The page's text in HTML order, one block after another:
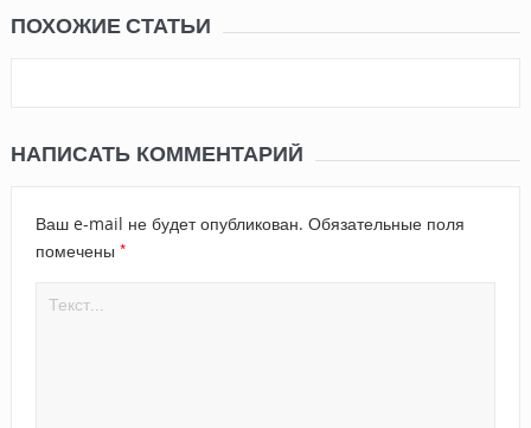
ПОХОЖИЕ СТАТЬИ
НАПИСАТЬ КОММЕНТАРИЙ
Ваш e-mail не будет опубликован. Обязательные поля
помечены *